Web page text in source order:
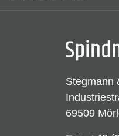
Stegmann
69509